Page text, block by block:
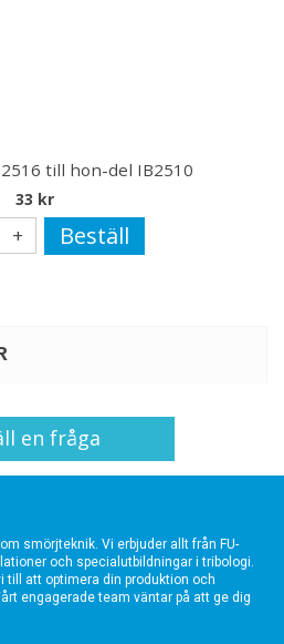
till hon-del IB2510
33 kr
+ Beställ
en fråga
smörjteknik. Vi erbjuder allt från FU-
och specialutbildningar i tribologi.
till att optimera din produktion och
engagerade team väntar på att ge dig